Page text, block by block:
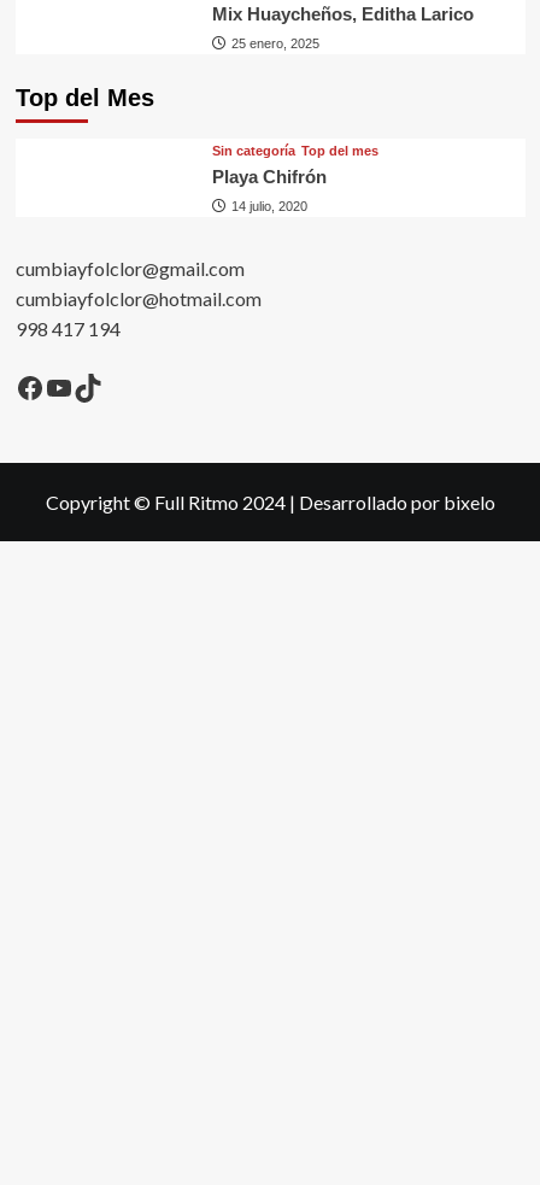
Mix Huaycheños, Editha Larico
25 enero, 2025
Top del Mes
Sin categorí­a Top del mes
Playa Chifrón
14 julio, 2020
cumbiayfolclor@gmail.com
cumbiayfolclor@hotmail.com
998 417 194
Facebook
YouTube
TikTok
Copyright © Full Ritmo 2024 | Desarrollado por bixelo